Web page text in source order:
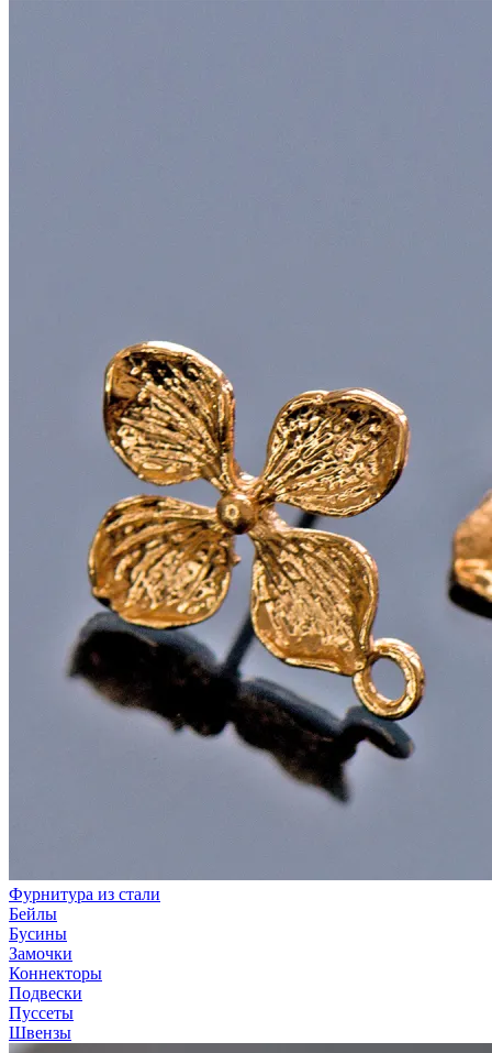
Фурнитура из стали
Бейлы
Бусины
Замочки
Коннекторы
Подвески
Пуссеты
Швензы